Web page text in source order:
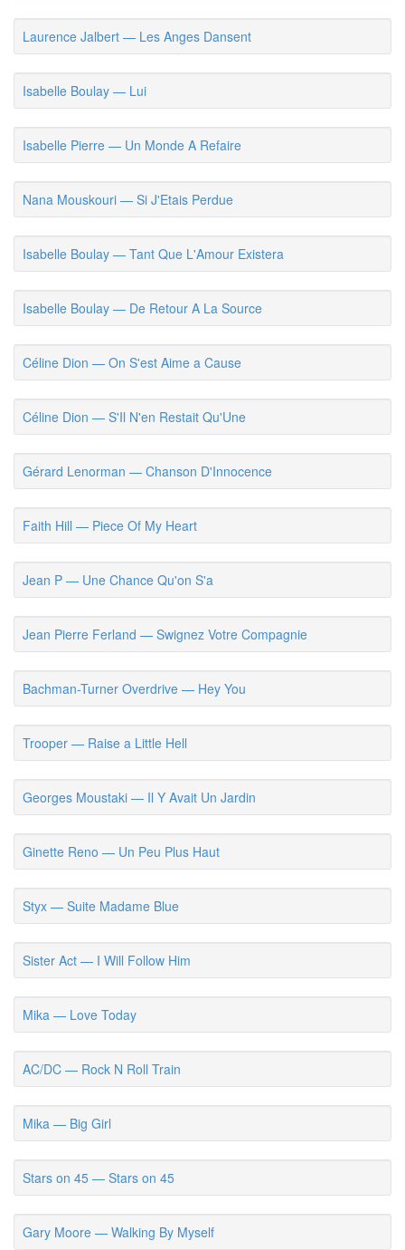
Laurence Jalbert — Les Anges Dansent
Isabelle Boulay — Lui
Isabelle Pierre — Un Monde A Refaire
Nana Mouskouri — Si J'Etais Perdue
Isabelle Boulay — Tant Que L'Amour Existera
Isabelle Boulay — De Retour A La Source
Céline Dion — On S'est Aime a Cause
Céline Dion — S'Il N'en Restait Qu'Une
Gérard Lenorman — Chanson D'Innocence
Faith Hill — Piece Of My Heart
Jean P — Une Chance Qu'on S'a
Jean Pierre Ferland — Swignez Votre Compagnie
Bachman-Turner Overdrive — Hey You
Trooper — Raise a Little Hell
Georges Moustaki — Il Y Avait Un Jardin
Ginette Reno — Un Peu Plus Haut
Styx — Suite Madame Blue
Sister Act — I Will Follow Him
Mika — Love Today
AC/DC — Rock N Roll Train
Mika — Big Girl
Stars on 45 — Stars on 45
Gary Moore — Walking By Myself